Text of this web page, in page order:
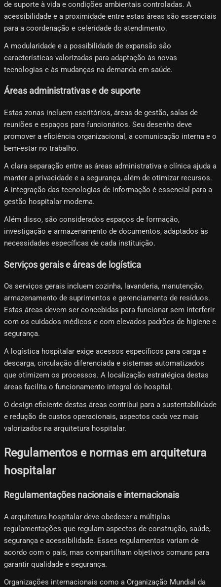
de suporte à vida e condições ambientais controladas. A
acessibilidade e a proximidade entre estas áreas são essenciais
para a coordenação e celeridade do atendimento.
A modularidade e a possibilidade de expansão são
características valorizadas para adaptação às novas
tecnologias e às mudanças na demanda em saúde.
Áreas administrativas e de suporte
Estas zonas incluem escritórios, áreas de gestão, salas de
reuniões e espaços para funcionários. Seu desenho deve
promover a eficiência organizacional, a comunicação interna e o
bem-estar no trabalho.
A clara separação entre as áreas administrativa e clínica ajuda a
manter a privacidade e a segurança, além de otimizar recursos.
A integração das tecnologias de informação é essencial para a
gestão hospitalar moderna.
Além disso, são considerados espaços de formação,
investigação e armazenamento de documentos, adaptados às
necessidades específicas de cada instituição.
Serviços gerais e áreas de logística
Os serviços gerais incluem cozinha, lavanderia, manutenção,
armazenamento de suprimentos e gerenciamento de resíduos.
Estas áreas devem ser concebidas para funcionar sem interferir
com os cuidados médicos e com elevados padrões de higiene e
segurança.
A logística hospitalar exige acessos específicos para carga e
descarga, circulação diferenciada e sistemas automatizados
que otimizem os processos. A localização estratégica destas
áreas facilita o funcionamento integral do hospital.
O design eficiente destas áreas contribui para a sustentabilidade
e redução de custos operacionais, aspectos cada vez mais
valorizados na arquitetura hospitalar.
Regulamentos e normas em arquitetura
hospitalar
Regulamentações nacionais e internacionais
A arquitetura hospitalar deve obedecer a múltiplas
regulamentações que regulam aspectos de construção, saúde,
segurança e acessibilidade. Esses regulamentos variam de
acordo com o país, mas compartilham objetivos comuns para
garantir qualidade e segurança.
Organizações internacionais como a Organização Mundial da